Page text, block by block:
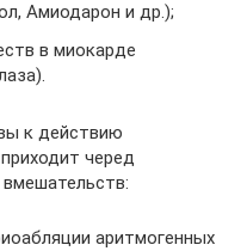
Амиодарон и др.);
в миокарде
к действию
черед
вмешательств:
аритмогенных